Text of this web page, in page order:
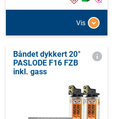
Vis
Båndet dykkert 20°
PASLODE F16 FZB
inkl. gass